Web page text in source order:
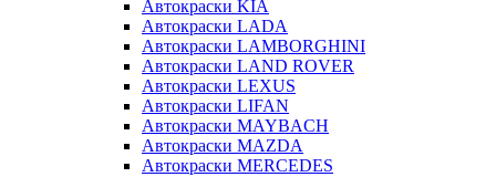
Автокраски KIA
Автокраски LADA
Автокраски LAMBORGHINI
Автокраски LAND ROVER
Автокраски LEXUS
Автокраски LIFAN
Автокраски MAYBACH
Автокраски MAZDA
Автокраски MERCEDES